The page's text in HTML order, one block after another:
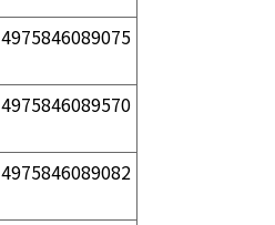
4975846089075
4975846089570
4975846089082